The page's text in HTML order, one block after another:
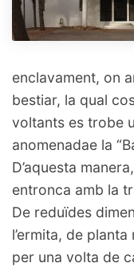
enclavament, on
bestiar, la qual
voltants es trobe
anomenadae la
D’aquesta
entronca amb la
De reduïdes
l’ermita, de
per una volta de